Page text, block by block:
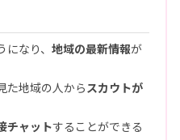
なり、 地域の最新情報が
た地域の人から スカウトが
チャットすることができる